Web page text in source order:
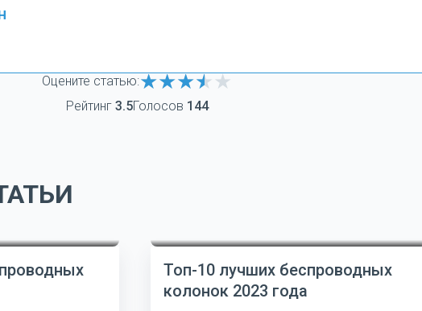
Оцените статью:
Рейтинг 3.5Голосов 144
Топ-10 лучших беспроводных
колонок 2023 года